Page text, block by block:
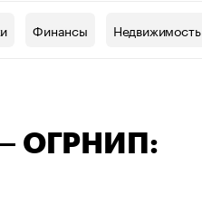
Финансы Недвижимость
— ОГРНИП: